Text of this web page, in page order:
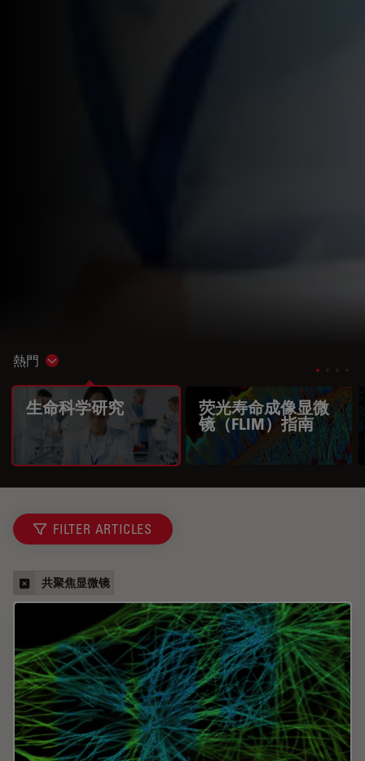
熱門 Show subnavigation
生命科学研究
荧光寿命成像显微
镜（FLIM）指南
FILTER ARTICLES
共聚焦显微镜